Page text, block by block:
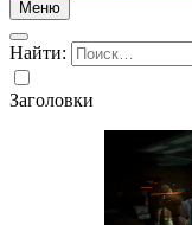
Меню
Найти:
Заголовки